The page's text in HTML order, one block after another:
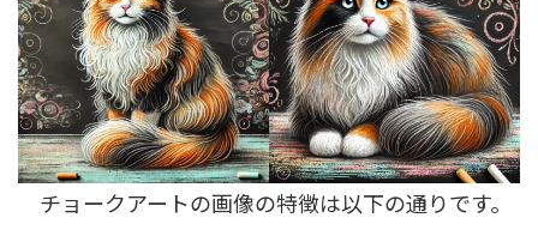
チョークアートの画像の特徴は以下の通りです。